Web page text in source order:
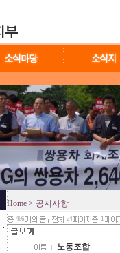
Home > 공지사항
466 24
1
노동조합